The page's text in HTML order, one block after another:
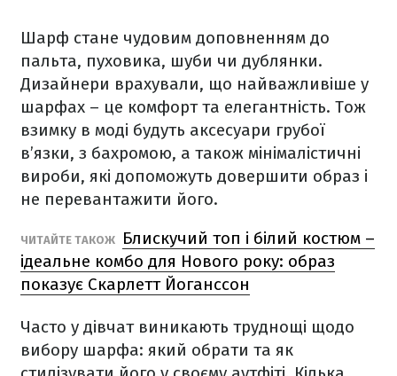
Шарф стане чудовим доповненням до
пальта, пуховика, шуби чи дублянки.
Дизайнери врахували, що найважливіше у
шарфах – це комфорт та елегантність. Тож
взимку в моді будуть аксесуари грубої
в’язки, з бахромою, а також мінімалістичні
вироби, які допоможуть довершити образ і
не перевантажити його.
ЧИТАЙТЕ ТАКОЖ
Блискучий топ і білий костюм –
ідеальне комбо для Нового року: образ
показує Скарлетт Йоганссон
Часто у дівчат виникають труднощі щодо
вибору шарфа: який обрати та як